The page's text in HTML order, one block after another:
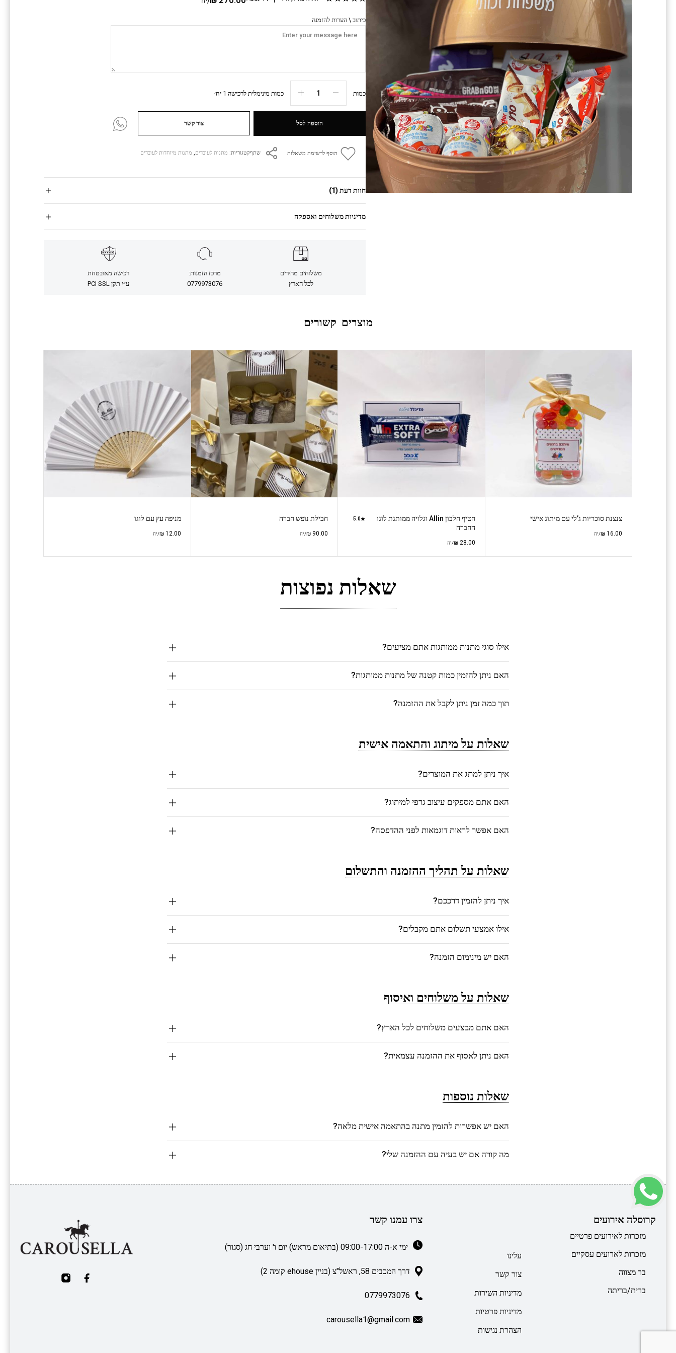
כיתוב \ הערות להזמנה
כמות כמות מינימלית לרכישה 1 יח׳
הוספה לסל צור קשר
הוסף לרשימת משאלות שתףקטגוריות: מתנות לעובדים, מתנות מיוחדות לעובדים
חוות דעת (1)
מדיניות משלוחים ואספקה
משלוחים מהירים
לכל הארץ
מרכז הזמנות:
0779973076
רכישה מאובטחת
ע״י תקן PCI SSL
מוצרים קשורים
צנצנת סוכריות ג’לי עם מיתוג אישי
₪ 16.00 /יח
חטיף חלבון Allin וגלויה ממותגת לוגו
החברה
5.0
₪28.00 /יח
חבילת נופש חברה
₪ 90.00 /יח
מניפה עץ עם לוגו
₪12.00 /יח
שאלות נפוצות
אילו סוגי מתנות ממותגות אתם מציעים?
האם ניתן להזמין כמות קטנה של מתנות ממותגות?
תוך כמה זמן ניתן לקבל את ההזמנה?
שאלות על מיתוג והתאמה אישית
איך ניתן למתג את המוצרים?
האם אתם מספקים עיצוב גרפי למיתוג?
האם אפשר לראות דוגמאות לפני ההדפסה?
שאלות על תהליך ההזמנה והתשלום
איך ניתן להזמין דרככם?
אילו אמצעי תשלום אתם מקבלים?
האם יש מינימום הזמנה?
שאלות על משלוחים ואיסוף
האם אתם מבצעים משלוחים לכל הארץ?
האם ניתן לאסוף את ההזמנה עצמאית?
שאלות נוספות
האם יש אפשרות להזמין מתנה בהתאמה אישית מלאה?
מה קורה אם יש בעיה עם ההזמנה שלי?
קרוסלה אירועים
מזכרות לאירועים פרטיים
מזכרות לארועים עסקיים
בר מצווה
ברית/בריתה
עלינו
צור קשר
מדיניות השירות
מדיניות פרטיות
הצהרת נגישות
צרו עמנו קשר
ימי א-ה 09:00-17:00 (בתיאום מראש) יום ו' וערבי חג (סגור)
דרך המכבים 58, ראשל"צ (בניין ehouse קומה 2)
0779973076
carousella1@gmail.com